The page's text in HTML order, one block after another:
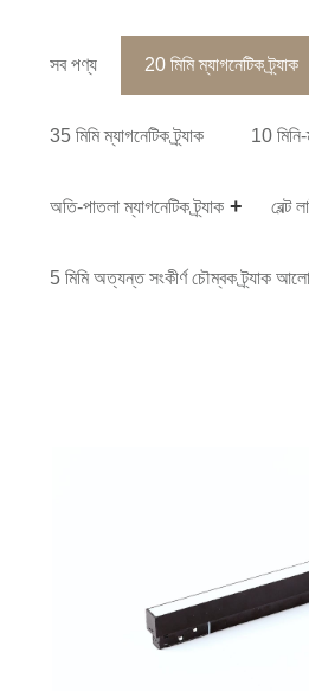
সব পণ্য 20 মিমি ম্যাগনেটিক ট্র্যাক
35 মিমি ম্যাগনেটিক ট্র্যাক 10 মিনি-
অতি-পাতলা ম্যাগনেটিক ট্র্যাক বেল্ট
5 মিমি অত্যন্ত সংকীর্ণ চৌম্বক ট্র্যাক আলো